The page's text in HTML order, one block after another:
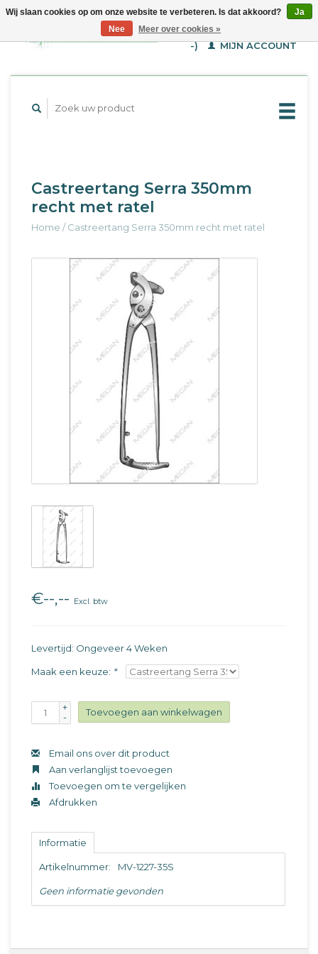
WINKELWAGEN (€--,-
-)
MIJN ACCOUNT
Castreertang Serra 350mm
recht met ratel
Home /Castreertang Serra 350mm recht met ratel
€--,-- Excl. btw
Levertijd: Ongeveer 4 Weken
Maak een keuze: *
+
-
Toevoegen aan winkelwagen
Email ons over dit product
Aan verlanglijst toevoegen
Toevoegen om te vergelijken
Afdrukken
Informatie
Artikelnummer: MV-1227-35S
Geen informatie gevonden
Wij slaan cookies op om onze website te verbeteren. Is dat akkoord?
Ja
Nee
Meer over cookies »